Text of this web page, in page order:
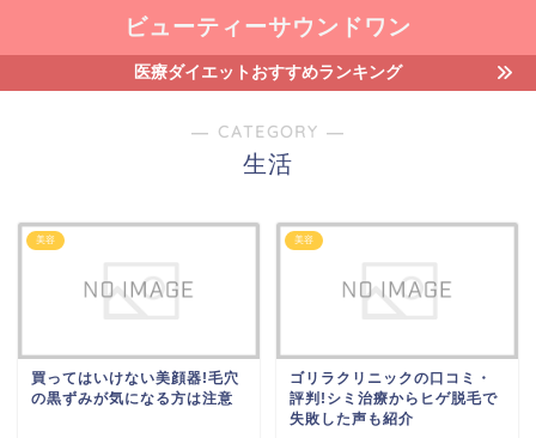
ビューティーサウンドワン
医療ダイエットおすすめランキング
― CATEGORY ―
生活
美容
買ってはいけない美顔器!毛穴
の黒ずみが気になる方は注意
美容
ゴリラクリニックの口コミ・
評判!シミ治療からヒゲ脱毛で
失敗した声も紹介